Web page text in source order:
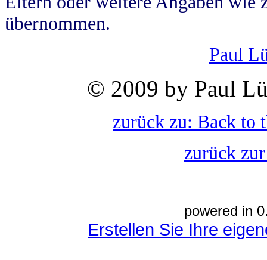
übernommen.
Paul
© 2009 by Paul
zurück zu: Back to
zurück
powered in
Erstellen Sie Ihre